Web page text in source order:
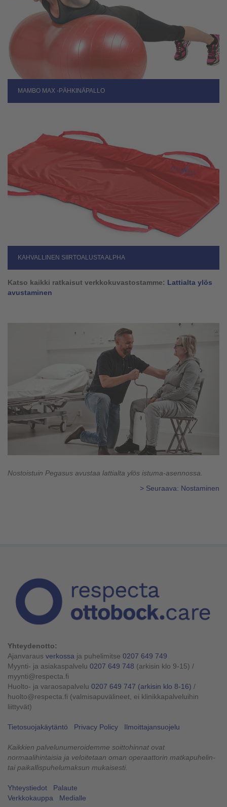
MAMBO MAX -PÄHKINÄPALLO
KAHVALLINEN SIIRTOALUSTA ALPHA
Katso kaikki ratkaisut verkkokuvastostamme: Lattialta ylös
avustaminen
Nostoistuin Pegasus avustaa lattialta ylös istuma-asennossa.
> Seuraava: Nostaminen
Yhteydenotto:
Ajanvaraus verkossa ja puhelimitse 0207 649 749
Myynti- ja asiakaspalvelu 0207 649 748 (arkisin klo 9-15) /
myynti@respecta.fi
Huolto- ja varaosapalvelu 0207 649 747 (arkisin klo 8-16) /
huolto@respecta.fi (valmisapuvälineet, ei klinikkapalveluihin
liittyvät)
Tietosuojakäytäntö Privacy Policy Ilmoittajansuojelu
Kaikkien palvelunumeroidemme soittohinnat ovat
normaalihintaisia ja veloitetaan oman operaattorin matkapuhelin-
tai paikallispuhelumaksun mukaisesti.
Yhteystiedot
Palaute
Verkkokauppa
Medialle